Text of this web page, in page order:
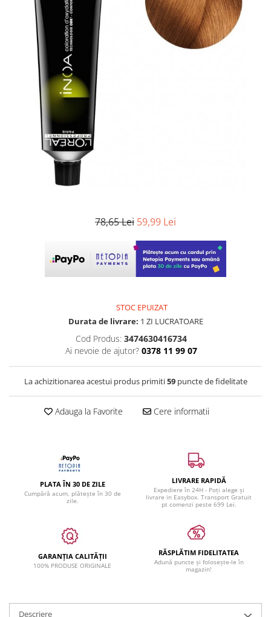
78,65 Lei 59,99 Lei
STOC EPUIZAT
Durata de livrare: 1 ZI LUCRATOARE
Cod Produs: 3474630416734
Ai nevoie de ajutor? 0378 11 99 07
La achizitionarea acestui produs primiti59puncte de fidelitate
Adauga la Favorite Cere informatii
PLATA ÎN 30 DE ZILE
Cumpără acum, plătește în 30 de
zile.
LIVRARE RAPIDĂ
Expediere în 24H - Poți alege și
livrare in Easybox. Transport Gratuit
pt comenzi peste 699 Lei.
GARANȚIA CALITĂȚII
100% PRODUSE ORIGINALE
RĂSPLĂTIM FIDELITATEA
Adună puncte și folosește-le în
magazin!
Descriere